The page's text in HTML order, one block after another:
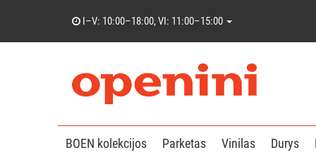
I–V: 10:00–18:00, VI: 11:00–15:00
BOEN kolekcijos Parketas Vinilas Durys